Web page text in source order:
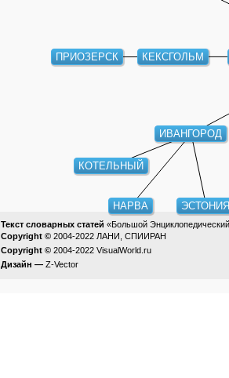
КЕКСГОЛЬМ
ИВАНГОРОД
ПРИОЗЕРСК
НАРВА
КОТЕЛЬНЫЙ
ЭСТОНИЯ
Текст словарных статей «Большой
Copyright © 2004-2022 ЛАНИ, СПИИРАН
Copyright © 2004-2022 VisualWorld.ru
Дизайн — Z-Vector